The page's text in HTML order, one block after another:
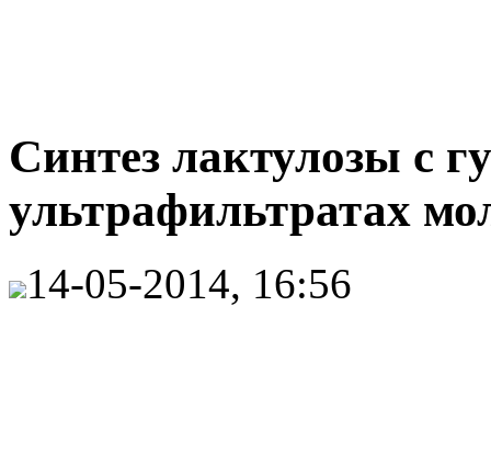
Синтез лактулозы с
ультрафильтратах
14-05-2014, 16:56